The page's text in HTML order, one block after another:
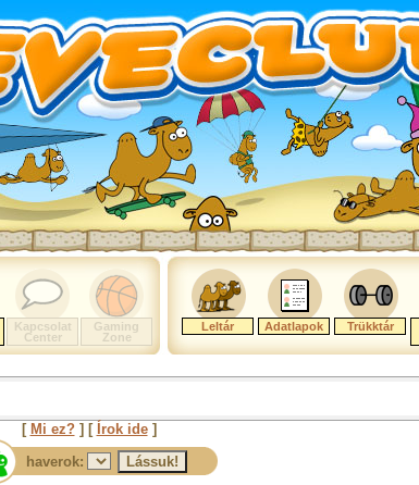
Kapcsolat
Center
Gaming
Zone
Leltár Adatlapok Trükktár
[ Mi ez?] [ Írok ide]
haverok: